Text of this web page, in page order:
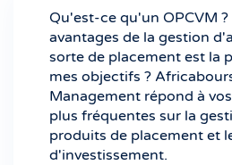
Qu'est-ce qu'un OPCVM ?
avantages de la gestion
sorte de placement est la
mes objectifs ?
Management répond à
plus fréquentes sur la
produits de placement et
d'investissement.